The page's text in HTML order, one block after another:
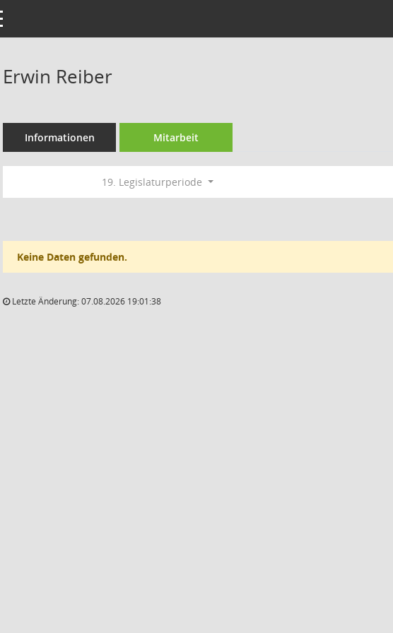
navigation
Erwin Reiber
Informationen Mitarbeit
19. Legislaturperiode
Keine Daten gefunden.
Letzte Änderung: 07.08.2026 19:01:38